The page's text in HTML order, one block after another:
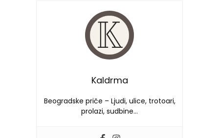
Kaldrma
Beogradske priče – Ljudi, ulice, trotoari,
prolazi, sudbine…